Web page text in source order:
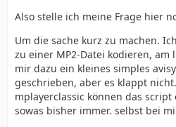
Also stelle ich meine Frage hier
Um die sache kurz zu machen.
zu einer MP2-Datei kodieren, am
mir dazu ein kleines simples
geschrieben, aber es klappt
mplayerclassic können das
sowas bisher immer. selbst bei